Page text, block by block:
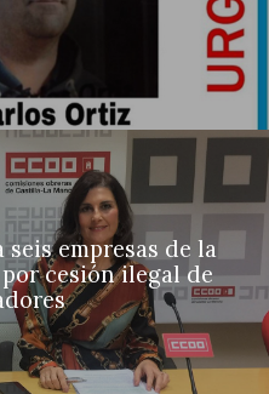
empresas de la
cesión ilegal de